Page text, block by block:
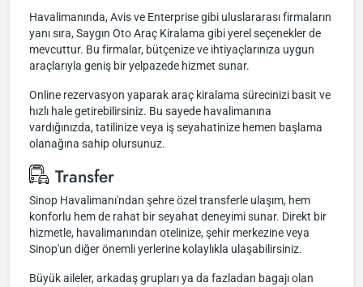
Havalimanında, Avis ve Enterprise gibi uluslararası firmaların
yanı sıra, Saygın Oto Araç Kiralama gibi yerel seçenekler de
mevcuttur. Bu firmalar, bütçenize ve ihtiyaçlarınıza uygun
araçlarıyla geniş bir yelpazede hizmet sunar.
Online rezervasyon yaparak araç kiralama sürecinizi basit ve
hızlı hale getirebilirsiniz. Bu sayede havalimanına
vardığınızda, tatilinize veya iş seyahatinize hemen başlama
olanağına sahip olursunuz.
Transfer
Sinop Havalimanı'ndan şehre özel transferle ulaşım, hem
konforlu hem de rahat bir seyahat deneyimi sunar. Direkt bir
hizmetle, havalimanından otelinize, şehir merkezine veya
Sinop'un diğer önemli yerlerine kolaylıkla ulaşabilirsiniz.
Büyük aileler, arkadaş grupları ya da fazladan bagajı olan